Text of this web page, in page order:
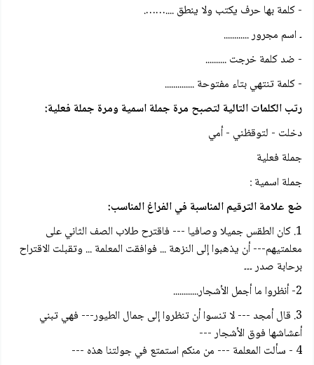
- كلمة بها حرف يكتب ولا ينطق ....…….
۔ اسم مجرور ............
- ضد كلمة خرجت ..........
- كلمة تنتهي بتاء مفتوحة ..............
رتب الكلمات التالية لتصبح مرة جملة اسمية ومرة جملة فعلية:
دخلت - لتوقظني - أمي
جملة فعلية
جملة اسمية :
ضع علامة الترقيم المناسبة في الفراغ المناسب:
1. كان الطقس جميلا وصافيا --- فاقترح طلاب الصف الثاني على
معلمتيهم--- أن يذهبوا إلى النزهة ... فوافقت المعلمة ... وتقبلت الاقتراح
برحابة صدر ۔۔۔
2- أنظروا ما أجمل الأشجار............
3. قال أمجد --- لا تنسوا أن تنظروا إلى جمال الطيور--- فهي تبني
أعشاشها فوق الأشجار ---
4 - سألت المعلمة --- من منكم استمتع في جولتنا هذه ---